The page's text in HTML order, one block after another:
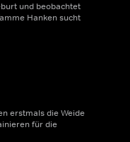
und beobachtet
Hanken sucht
erstmals die Weide
für die